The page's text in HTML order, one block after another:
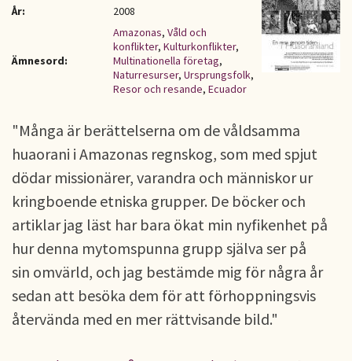
År:
2008
Ämnesord:
Amazonas, Våld och
konflikter, Kulturkonflikter,
Multinationella företag,
Naturresurser, Ursprungsfolk,
Resor och resande, Ecuador
"Många är berättelserna om de våldsamma
huaorani i Amazonas regnskog, som med spjut
dödar missionärer, varandra och människor ur
kringboende etniska grupper. De böcker och
artiklar jag läst har bara ökat min nyfikenhet på
hur denna mytomspunna grupp själva ser på
sin omvärld, och jag bestämde mig för några år
sedan att besöka dem för att förhoppningsvis
återvända med en mer rättvisande bild."